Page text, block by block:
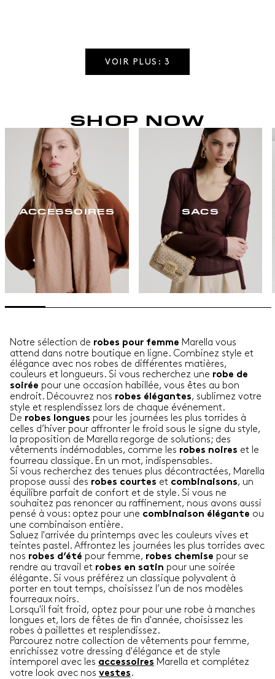
VOIR PLUS: 3
SHOP NOW
ACCESSOIRES SACS
Notre sélection de robes pour femme Marella vous
attend dans notre boutique en ligne. Combinez style et
élégance avec nos robes de différentes matières,
couleurs et longueurs. Si vous recherchez une robe de
soirée pour une occasion habillée, vous êtes au bon
endroit. Découvrez nos robes élégantes, sublimez votre
style et resplendissez lors de chaque événement.
De robes longues pour les journées les plus torrides à
celles d’hiver pour affronter le froid sous le signe du style,
la proposition de Marella regorge de solutions; des
vêtements indémodables, comme les robes noires et le
fourreau classique. En un mot, indispensables.
Si vous recherchez des tenues plus décontractées, Marella
propose aussi des robes courtes et combinaisons, un
équilibre parfait de confort et de style. Si vous ne
souhaitez pas renoncer au raffinement, nous avons aussi
pensé à vous: optez pour une combinaison élégante ou
une combinaison entière.
Saluez l'arrivée du printemps avec les couleurs vives et
teintes pastel. Affrontez les journées les plus torrides avec
nos robes d’été pour femme, robes chemise pour se
rendre au travail et robes en satin pour une soirée
élégante. Si vous préférez un classique polyvalent à
porter en tout temps, choisissez l’un de nos modèles
fourreaux noirs.
Lorsqu'il fait froid, optez pour pour une robe à manches
longues et, lors de fêtes de fin d'année, choisissez les
robes à paillettes et resplendissez.
Parcourez notre collection de vêtements pour femme,
enrichissez votre dressing d'élégance et de style
intemporel avec les accessoires Marella et complétez
votre look avec nos vestes .